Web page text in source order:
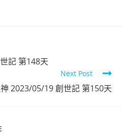
記 第148天
Next Post
2023/05/19 創世記 第150天